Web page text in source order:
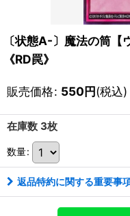
〔状態A-〕魔法の筒
《RD罠》
販売価格: 550円(税込)
在庫数 3枚
数量:
返品特約に関する重要事